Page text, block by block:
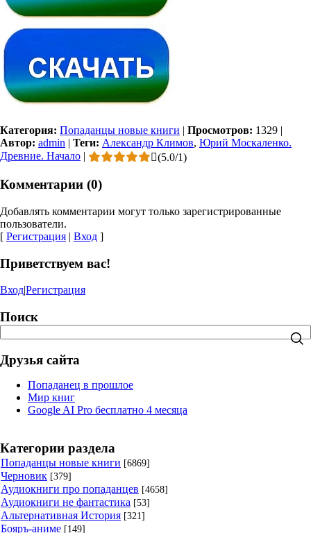
Категория: Попаданцы новые книги | Просмотров: 1329 |
Автор: admin | Теги: Александр Климов, Юрий Москаленко.
Древние. Начало | (5.0/1)
Комментарии (0)
Добавлять комментарии могут только зарегистрированные
пользователи.
[ Регистрация | Вход ]
Приветствуем вас!
Вход|Регистрация
Поиск
Друзья сайта
Попаданец в прошлое
Мир книг
Google AI Pro бесплатно 4 месяца
Категории раздела
Попаданцы новые книги [6869]
Черновик [379]
Аудиокниги про попаданцев [4658]
Аудиокниги не фантастика [53]
Альтернативная История [321]
Бояръ-аниме [149]